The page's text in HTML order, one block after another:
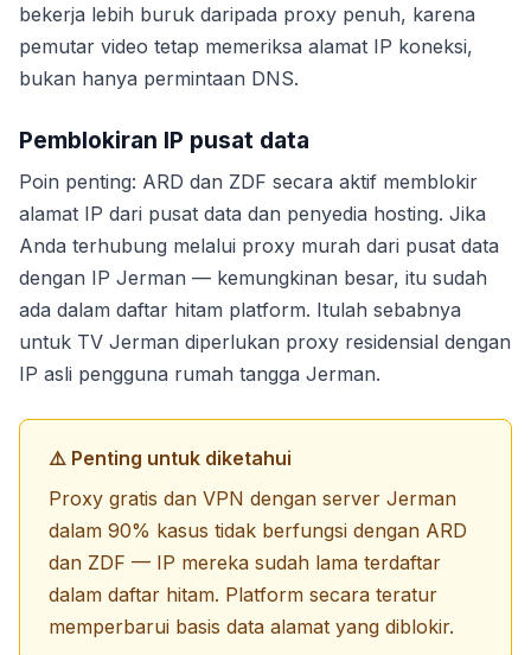
bekerja lebih buruk daripada proxy penuh, karena
pemutar video tetap memeriksa alamat IP koneksi,
bukan hanya permintaan DNS.
Pemblokiran IP pusat data
Poin penting: ARD dan ZDF secara aktif memblokir
alamat IP dari pusat data dan penyedia hosting. Jika
Anda terhubung melalui proxy murah dari pusat data
dengan IP Jerman — kemungkinan besar, itu sudah
ada dalam daftar hitam platform. Itulah sebabnya
untuk TV Jerman diperlukan proxy residensial dengan
IP asli pengguna rumah tangga Jerman.
⚠️ Penting untuk diketahui
Proxy gratis dan VPN dengan server Jerman
dalam 90% kasus tidak berfungsi dengan ARD
dan ZDF — IP mereka sudah lama terdaftar
dalam daftar hitam. Platform secara teratur
memperbarui basis data alamat yang diblokir.